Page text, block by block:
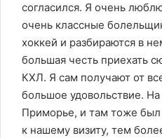
согласился. Я очень
очень классные
хоккей и разбираются в
большая честь приехать
КХЛ. Я сам получают от
большое удовольствие.
Приморье, и там тоже
к нашему визиту, тем